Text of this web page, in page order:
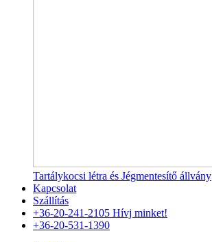
Tartálykocsi létra és Jégmentesítő állvány
Kapcsolat
Szállítás
+36-20-241-2105 Hívj minket!
+36-20-531-1390